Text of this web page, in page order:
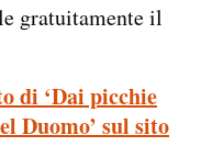
gratuitamente il
di ‘Dai picchie
Duomo’ sul sito